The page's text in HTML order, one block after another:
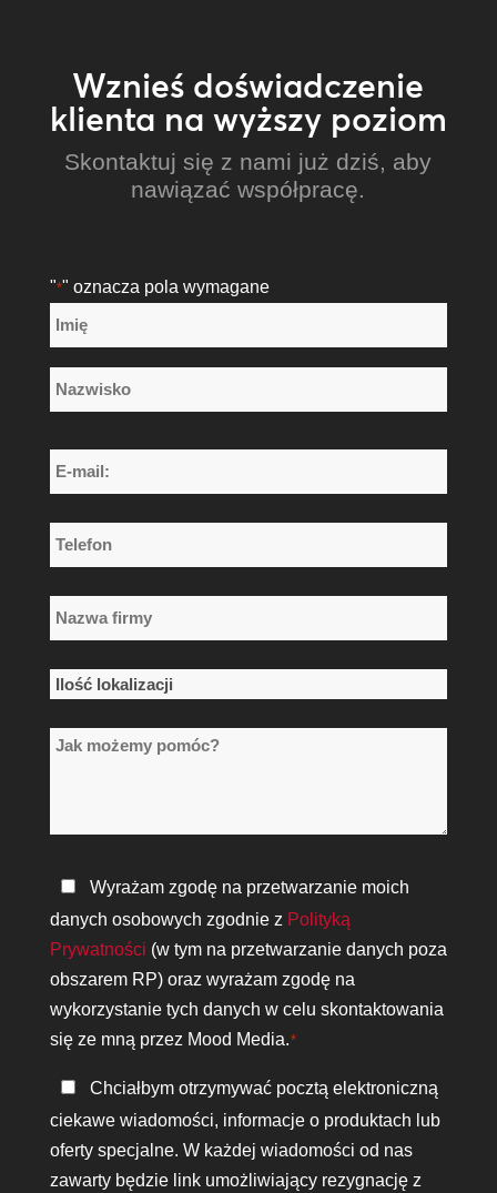
Wznieś doświadczenie
klienta na wyższy poziom
Skontaktuj się z nami już dziś, aby
nawiązać współpracę.
"*" oznacza pola wymagane
Nazwa
*
E-
mail:
*
Telefon
*
Nazwa
firmy
*
Ilość
Jak
Polityka
prywatności
*
Wyrażam zgodę na przetwarzanie moich
danych osobowych zgodnie z Polityką
Prywatności (w tym na przetwarzanie danych poza
obszarem RP) oraz wyrażam zgodę na
wykorzystanie tych danych w celu skontaktowania
się ze mną przez Mood Media.*
Bądź
w
kontakcie
Chciałbym otrzymywać pocztą elektroniczną
ciekawe wiadomości, informacje o produktach lub
oferty specjalne. W każdej wiadomości od nas
zawarty będzie link umożliwiający rezygnację z